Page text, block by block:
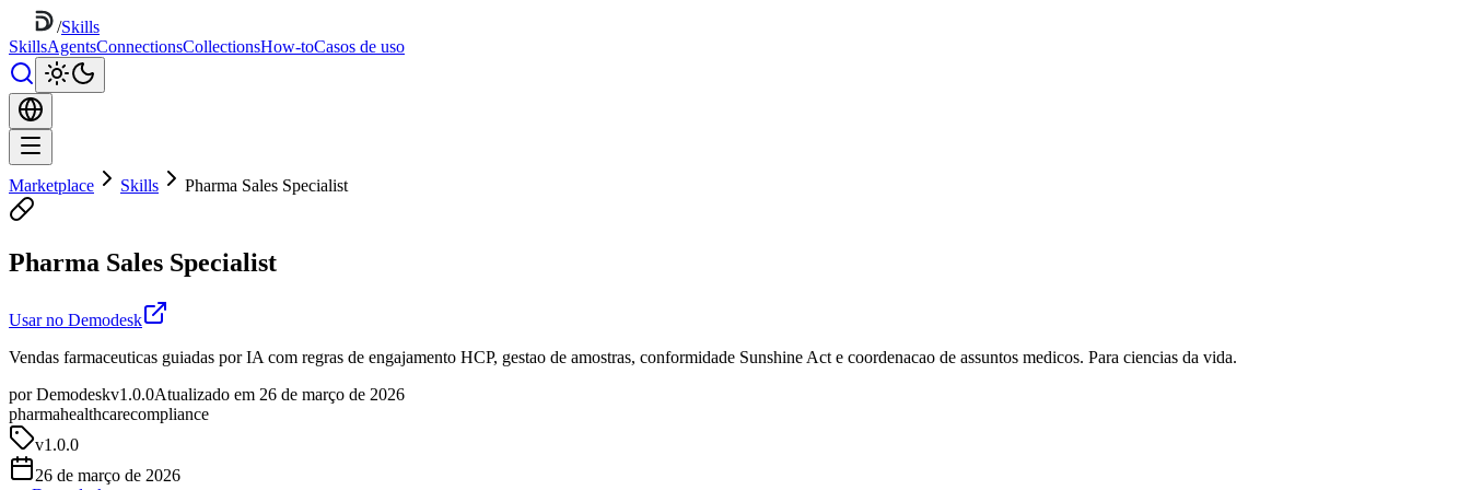
/Skills
SkillsAgentsConnectionsCollectionsHow-toCasos de uso
Marketplace Skills Pharma Sales Specialist
Pharma Sales Specialist
Usar no Demodesk
Vendas farmaceuticas guiadas por IA com regras de engajamento HCP, gestao de amostras, conformidade Sunshine Act e coordenacao de assuntos medicos. Para ciencias da vida.
por Demodeskv1.0.0Atualizado em 26 de março de 2026
pharmahealthcarecompliance
v1.0.0
26 de março de 2026